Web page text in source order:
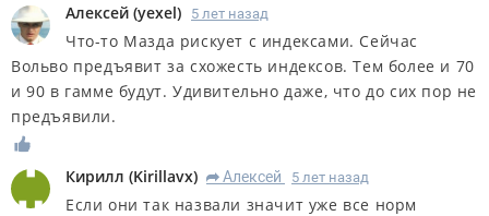
Алексей (yexel) 5 лет назад
Что-то Мазда рискует с индексами. Сейчас
Вольво предъявит за схожесть индексов. Тем более и 70
и 90 в гамме будут. Удивительно даже, что до сих пор не
предъявили.
Кирилл (Kirillavx) R Алексей 5 лет назад
Если они так назвали значит уже все норм